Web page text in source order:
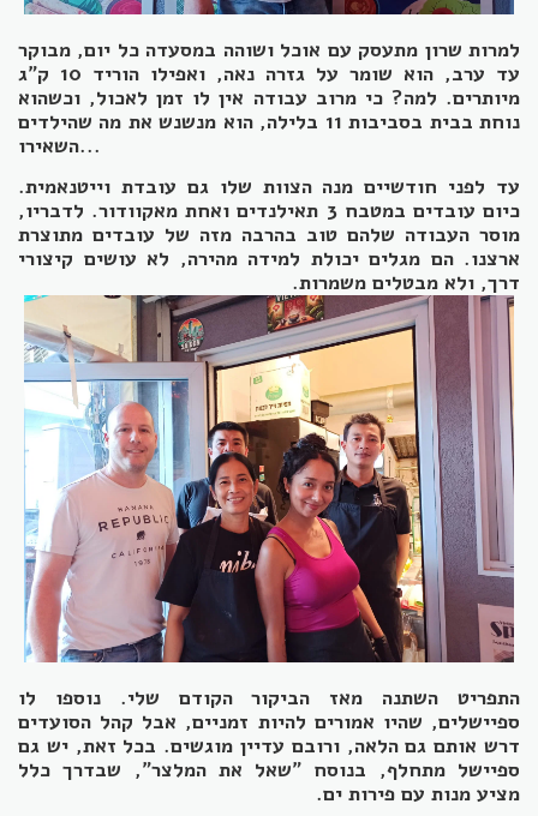
למרות שרון מתעסק עם אוכל ושוהה במסעדה כל יום, מבוקר
עד ערב, הוא שומר על גזרה נאה, ואפילו הוריד 10 ק"ג
מיותרים. למה? כי מרוב עבודה אין לו זמן לאכול, וכשהוא
נוחת בבית בסביבות 11 בלילה, הוא מנשנש את מה שהילדים
השאירו...
עד לפני חודשיים מנה הצוות שלו גם עובדת וייטנאמית.
כיום עובדים במטבח 3 תאילנדים ואחת מאקוודור. לדבריו,
מוסר העבודה שלהם טוב בהרבה מזה של עובדים מתוצרת
ארצנו. הם מגלים יכולת למידה מהירה, לא עושים קיצורי
דרך, ולא מבטלים משמרות.
התפריט השתנה מאז הביקור הקודם שלי. נוספו לו
ספיישלים, שהיו אמורים להיות זמניים, אבל קהל הסועדים
דרש אותם גם הלאה, ורובם עדיין מוגשים. בכל זאת, יש גם
ספיישל מתחלף, בנוסח "שאל את המלצר", שבדרך כלל
מציע מנות עם פירות ים.